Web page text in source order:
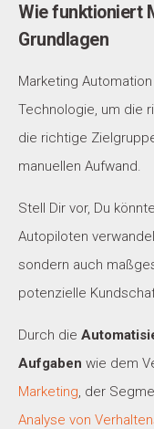
Wie funktioniert
Grundlagen
Marketing
Technologie, um die
die richtige
manuellen Aufwand.
Stell Dir vor, Du
Autopiloten
sondern auch
potenzielle
Durch die
Aufgaben wie dem
Marketing, der
Analyse von